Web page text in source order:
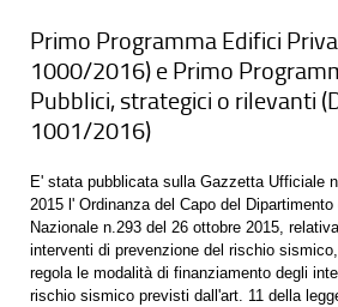
Primo Programma Edifici
1000/2016) e Primo
Pubblici, strategici o rilevanti
1001/2016)
E' stata pubblicata sulla Gazzetta Ufficiale
2015 l' Ordinanza del Capo del
Nazionale n.293 del 26 ottobre 2015,
interventi di prevenzione del rischio
regola le modalità di finanziamento degli
rischio sismico previsti dall'art. 11 della